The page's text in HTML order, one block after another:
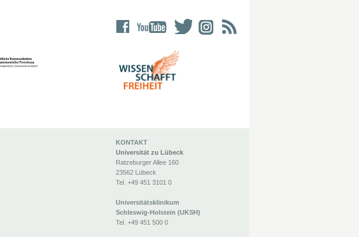
KONTAKT
Universität zu Lübeck
Ratzeburger Allee 160
23562 Lübeck
Tel. +49 451 3101 0
Universitätsklinikum
Schleswig-Holstein (UKSH)
Tel. +49 451 500 0